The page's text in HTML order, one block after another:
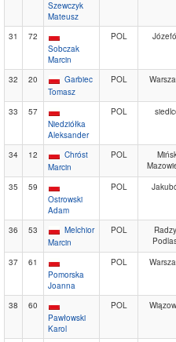
Szewczyk
Mateusz
31
72
Sobczak
Marcin
POL
32 20
Garbiec
Tomasz
POL
33
57
Niedziółka
Aleksander
POL
34 12
Chróst
Marcin
POL
35
59
Ostrowski
Adam
POL
36 53
Melchior
Marcin
POL
37
61
Pomorska
Joanna
POL
38
60
Pawłowski
Karol
POL